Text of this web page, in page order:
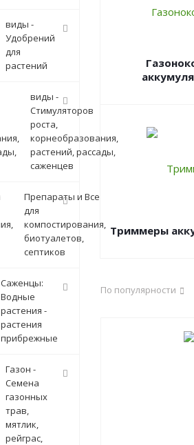
Триммеры
По популярности
виды -
Удобрений
для
растений
виды -
Стимуляторов
роста,
корнеобразования,
растений, рассады,
саженцев
Препараты и Все
для
компостирования,
биотуалетов,
септиков
Саженцы:
Водные
растения -
растения
прибрежные
Газон -
Семена
газонных
трав,
мятлик,
рейграс,